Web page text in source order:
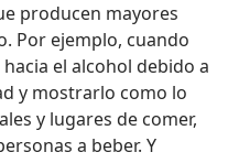
producen mayores
Por ejemplo, cuando
el alcohol debido a
y mostrarlo como lo
y lugares de comer,
a beber. Y